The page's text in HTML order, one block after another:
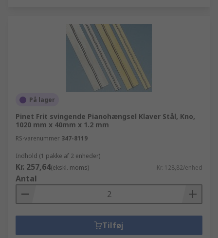
På lager
Pinet Frit svingende Pianohængsel Klaver Stål, Kno,
1020 mm x 40mm x 1.2 mm
RS-varenummer 347-8119
Indhold (1 pakke af 2 enheder)
Kr. 257,64(ekskl. moms) Kr. 128,82/enhed
Antal
Tilføj